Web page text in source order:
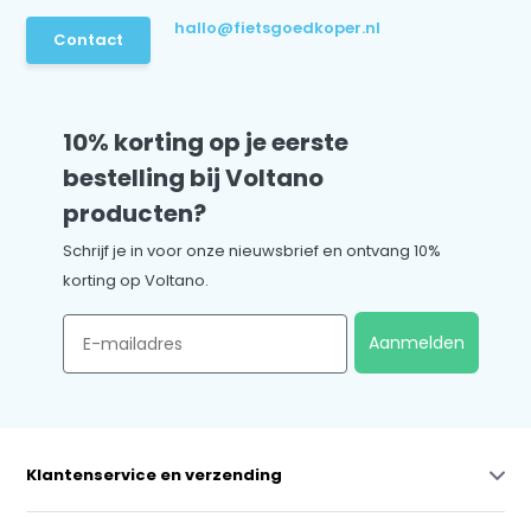
Contact
hallo@fietsgoedkoper.nl
10% korting op je eerste
bestelling bij Voltano
producten?
Schrijf je in voor onze nieuwsbrief en ontvang 10%
korting op Voltano.
Email
Aanmelden
Klantenservice en verzending